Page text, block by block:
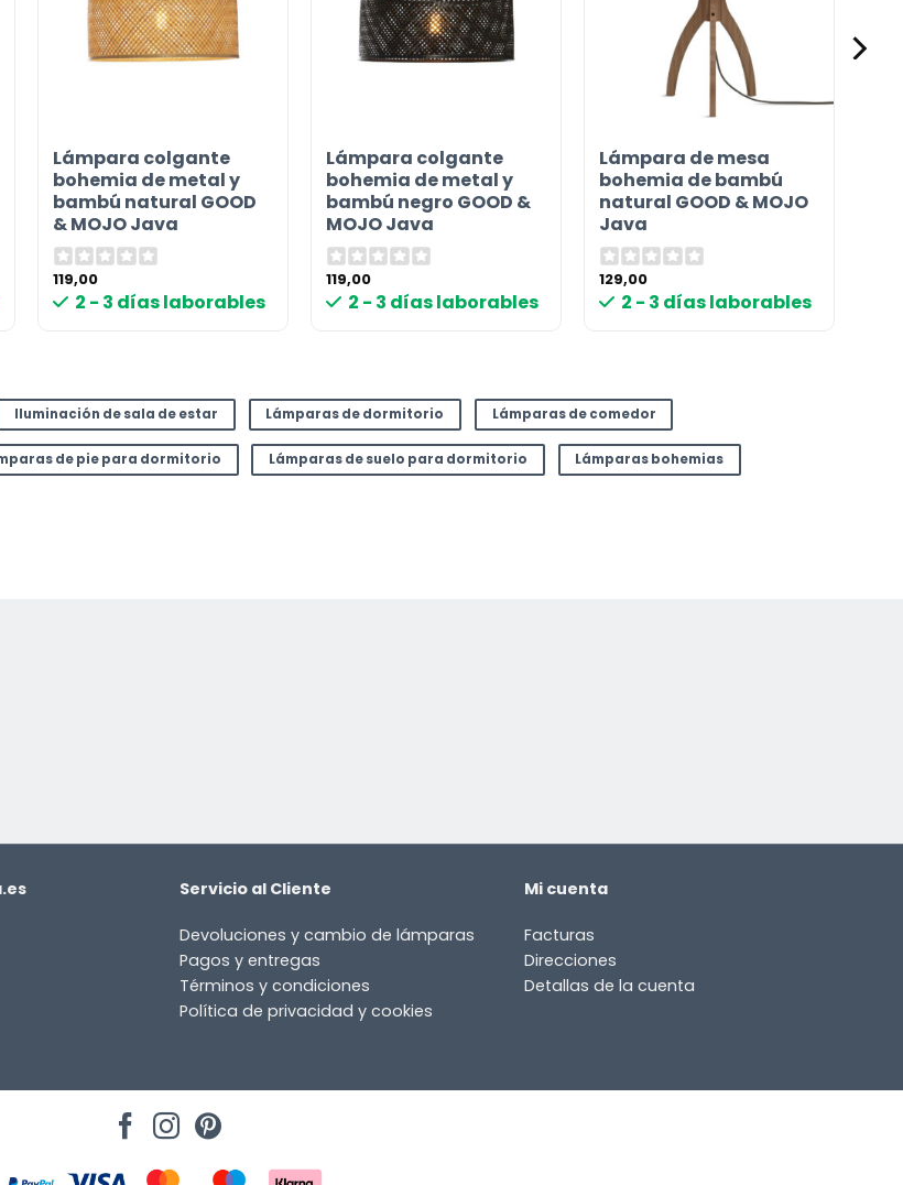
Lámpara colgante
bohemia de metal y
bambú natural GOOD
& MOJO Java
119,00
2 - 3 días laborables
Lámpara colgante
bohemia de metal y
bambú negro GOOD &
MOJO Java
119,00
2 - 3 días laborables
Lámpara de mesa
bohemia de bambú
natural GOOD & MOJO
Java
129,00
2 - 3 días laborables
Iluminación de sala de estar Lámparas de dormitorio Lámparas de comedor
de pie para dormitorio Lámparas de suelo para dormitorio Lámparas bohemias
Servicio al Cliente
Devoluciones y cambio de lámparas
Pagos y entregas
Términos y condiciones
Política de privacidad y cookies
Mi cuenta
Facturas
Direcciones
Detallas de la cuenta